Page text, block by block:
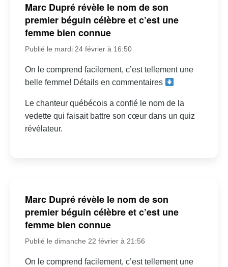
Marc Dupré révèle le nom de son
premier béguin célèbre et c’est une
femme bien connue
Publié le mardi 24 février à 16:50
On le comprend facilement, c’est tellement une
belle femme! Détails en commentaires
Le chanteur québécois a confié le nom de la
vedette qui faisait battre son cœur dans un quiz
révélateur.
Marc Dupré révèle le nom de son
premier béguin célèbre et c’est une
femme bien connue
Publié le dimanche 22 février à 21:56
On le comprend facilement, c’est tellement une